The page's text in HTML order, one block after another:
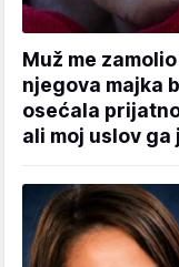
Muž me
njegova majka
osećala
ali moj uslov ga